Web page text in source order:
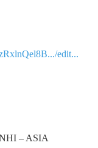
edit...
– ASIA